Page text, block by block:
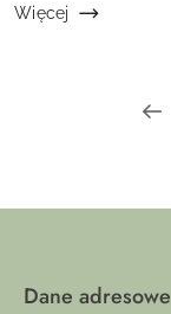
troską o skórę
Więcej
Dane adresowe